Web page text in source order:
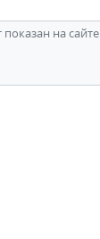
показан на сайте